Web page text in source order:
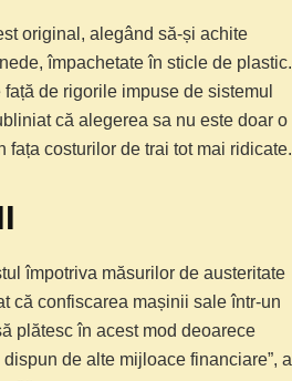
original, alegând să-și achite
împachetate în sticle de plastic.
de rigorile impuse de sistemul
că alegerea sa nu este doar o
costurilor de trai tot mai ridicate.
împotriva măsurilor de austeritate
că confiscarea mașinii sale într-un
plătesc în acest mod deoarece
de alte mijloace financiare”, a